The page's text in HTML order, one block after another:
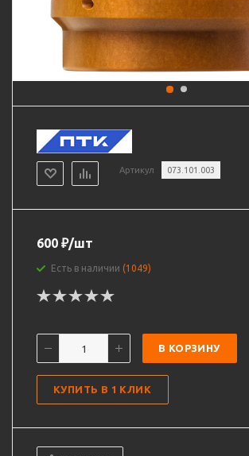
Артикул 073.101.003
600 ₽/шт
Есть в наличии (1049)
В КОРЗИНУ
КУПИТЬ В 1 КЛИК